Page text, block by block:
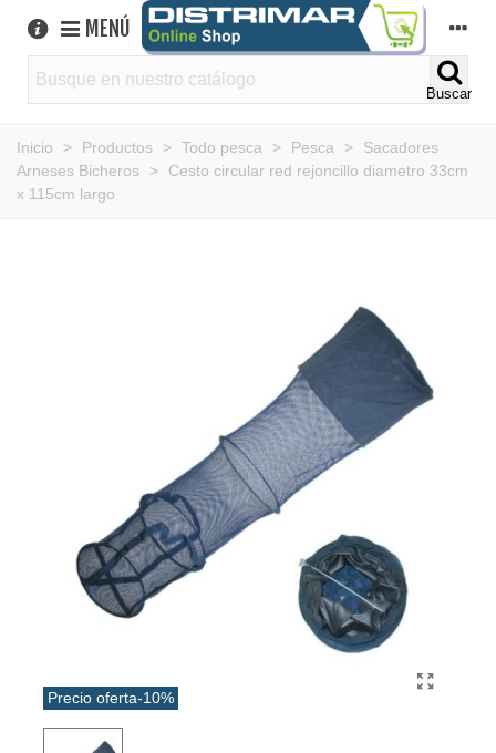
MENÚ
Buscar
Inicio > Productos > Todo pesca > Pesca >
Sacadores
Arneses Bicheros
>
Cesto circular red rejoncillo diametro 33cm
x 115cm largo
Precio oferta-10%